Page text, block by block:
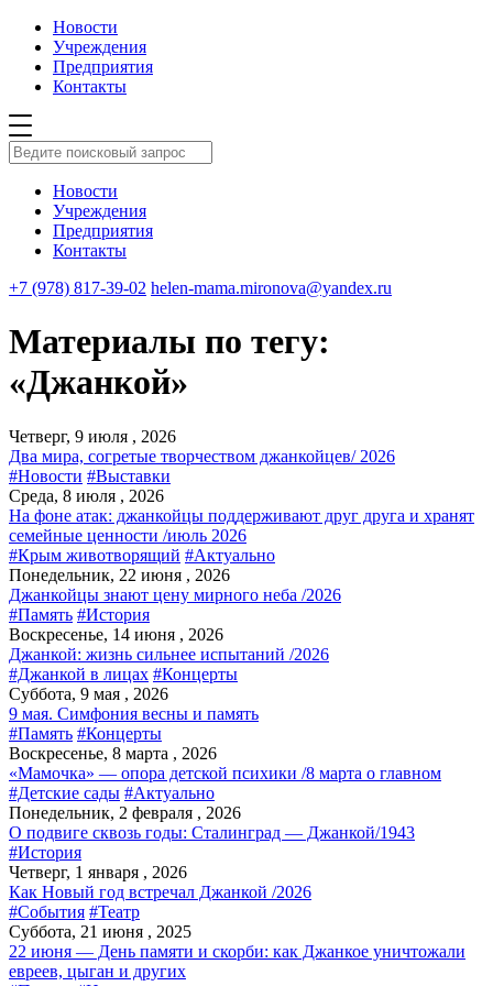
Новости
Учреждения
Предприятия
Контакты
Новости
Учреждения
Предприятия
Контакты
+7 (978) 817-39-02 helen-mama.mironova@yandex.ru
Материалы по тегу:
«Джанкой»
Четверг, 9 июля , 2026
Два мира, согретые творчеством джанкойцев/ 2026
#Новости #Выставки
Среда, 8 июля , 2026
На фоне атак: джанкойцы поддерживают друг друга и хранят
семейные ценности /июль 2026
#Крым животворящий #Актуально
Понедельник, 22 июня , 2026
Джанкойцы знают цену мирного неба /2026
#Память #История
Воскресенье, 14 июня , 2026
Джанкой: жизнь сильнее испытаний /2026
#Джанкой в лицах #Концерты
Суббота, 9 мая , 2026
9 мая. Симфония весны и память
#Память #Концерты
Воскресенье, 8 марта , 2026
«Мамочка» — опора детской психики /8 марта о главном
#Детские сады #Актуально
Понедельник, 2 февраля , 2026
О подвиге сквозь годы: Сталинград — Джанкой/1943
#История
Четверг, 1 января , 2026
Как Новый год встречал Джанкой /2026
#События #Театр
Суббота, 21 июня , 2025
22 июня — День памяти и скорби: как Джанкое уничтожали
евреев, цыган и других